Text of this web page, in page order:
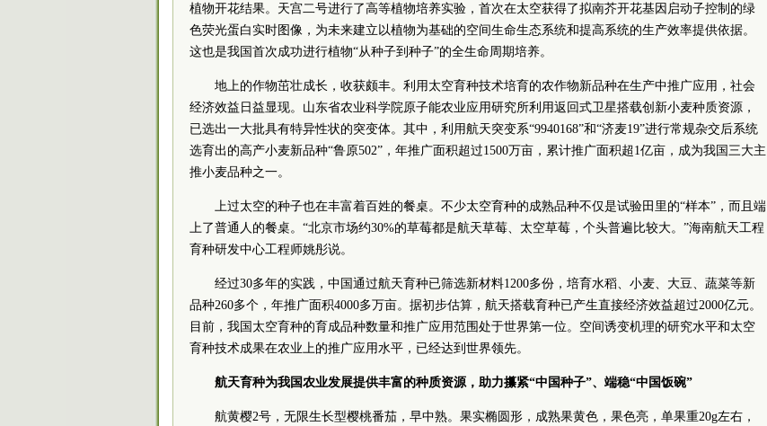
植物开花结果。天宫二号进行了高等植物培养实验，首次在太空获得了拟南芥开花基因启动子控制的绿
色荧光蛋白实时图像，为未来建立以植物为基础的空间生命生态系统和提高系统的生产效率提供依据。
这也是我国首次成功进行植物“从种子到种子”的全生命周期培养。
地上的作物茁壮成长，收获颇丰。利用太空育种技术培育的农作物新品种在生产中推广应用，社会
经济效益日益显现。山东省农业科学院原子能农业应用研究所利用返回式卫星搭载创新小麦种质资源，
已选出一大批具有特异性状的突变体。其中，利用航天突变系“9940168”和“济麦19”进行常规杂交后系统
选育出的高产小麦新品种“鲁原502”，年推广面积超过1500万亩，累计推广面积超1亿亩，成为我国三大主
推小麦品种之一。
上过太空的种子也在丰富着百姓的餐桌。不少太空育种的成熟品种不仅是试验田里的“样本”，而且端
上了普通人的餐桌。“北京市场约30%的草莓都是航天草莓、太空草莓，个头普遍比较大。”海南航天工程
育种研发中心工程师姚彤说。
经过30多年的实践，中国通过航天育种已筛选新材料1200多份，培育水稻、小麦、大豆、蔬菜等新
品种260多个，年推广面积4000多万亩。据初步估算，航天搭载育种已产生直接经济效益超过2000亿元。
目前，我国太空育种的育成品种数量和推广应用范围处于世界第一位。空间诱变机理的研究水平和太空
育种技术成果在农业上的推广应用水平，已经达到世界领先。
航天育种为我国农业发展提供丰富的种质资源，助力攥紧“中国种子”、端稳“中国饭碗”
航黄樱2号，无限生长型樱桃番茄，早中熟。果实椭圆形，成熟果黄色，果色亮，单果重20g左右，